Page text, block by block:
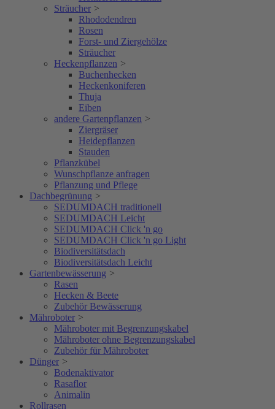
Sträucher >
Rhododendren
Rosen
Forst- und Ziergehölze
Sträucher
Heckenpflanzen >
Buchenhecken
Heckenkoniferen
Thuja
Eiben
andere Gartenpflanzen >
Ziergräser
Heidepflanzen
Stauden
Pflanzkübel
Wunschpflanze anfragen
Pflanzung und Pflege
Dachbegrünung >
SEDUMDACH traditionell
SEDUMDACH Leicht
SEDUMDACH Click 'n go
SEDUMDACH Click 'n go Light
Biodiversitätsdach
Biodiversitätsdach Leicht
Gartenbewässerung >
Rasen
Hecken & Beete
Zubehör Bewässerung
Mähroboter >
Mähroboter mit Begrenzungskabel
Mähroboter ohne Begrenzungskabel
Zubehör für Mähroboter
Dünger >
Bodenaktivator
Rasaflor
Animalin
Rollrasen